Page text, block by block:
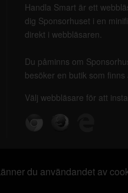
Handla Smart är ett
dig Sponsorhuset i en
direkt i webbläsaren.
Du påminns om
besöker en butik som
Välj webbläsare för att
du användandet av